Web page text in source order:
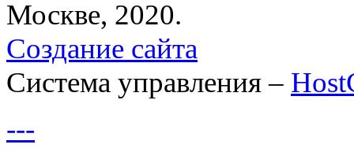
Москве, 2020.
Создание сайта
Система управления –
---